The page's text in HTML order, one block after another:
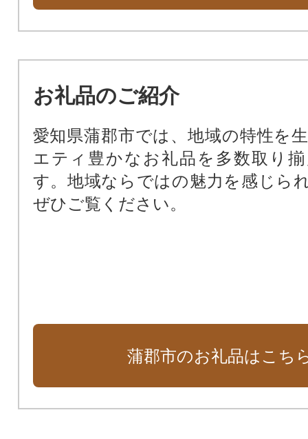
お礼品のご紹介
愛知県蒲郡市では、地域の特性を
エティ豊かなお礼品を多数取り
す。地域ならではの魅力を感じら
ぜひご覧ください。
蒲郡市のお礼品はこち